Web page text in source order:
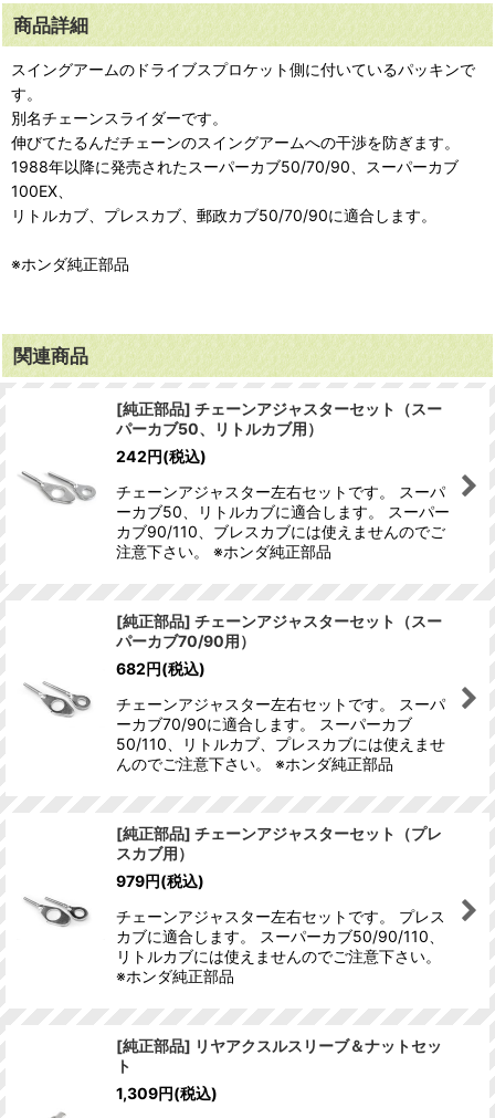
商品詳細
スイングアームのドライブスプロケット側に付いているパッキンで
す。
別名チェーンスライダーです。
伸びてたるんだチェーンのスイングアームへの干渉を防ぎます。
1988年以降に発売されたスーパーカブ50/70/90、スーパーカブ
100EX、
リトルカブ、プレスカブ、郵政カブ50/70/90に適合します。
※ホンダ純正部品
関連商品
[純正部品] チェーンアジャスターセット（スー
パーカブ50、リトルカブ用）
242円(税込)
チェーンアジャスター左右セットです。 スーパ
ーカブ50、リトルカブに適合します。 スーパー
カブ90/110、ブレスカブには使えませんのでご
注意下さい。 ※ホンダ純正部品
[純正部品] チェーンアジャスターセット（スー
パーカブ70/90用）
682円(税込)
チェーンアジャスター左右セットです。 スーパ
ーカブ70/90に適合します。 スーパーカブ
50/110、リトルカブ、プレスカブには使えませ
んのでご注意下さい。 ※ホンダ純正部品
[純正部品] チェーンアジャスターセット（プレ
スカブ用）
979円(税込)
チェーンアジャスター左右セットです。 プレス
カブに適合します。 スーパーカブ50/90/110、
リトルカブには使えませんのでご注意下さい。
※ホンダ純正部品
[純正部品] リヤアクスルスリーブ＆ナットセッ
ト
1,309円(税込)